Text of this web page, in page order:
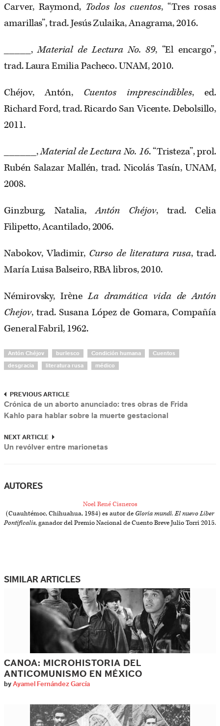
Carver, Raymond, Todos los cuentos, “Tres rosas
amarillas”, trad. Jesús Zulaika, Anagrama, 2016.
_____,Material de Lectura No. 89, “El encargo”,
trad. Laura Emilia Pacheco. UNAM, 2010.
Chéjov, Antón, Cuentos imprescindibles, ed.
Richard Ford, trad. Ricardo San Vicente. Debolsillo,
2011.
______,Material de Lectura No. 16. “Tristeza”, prol.
Rubén Salazar Mallén, trad. Nicolás Tasín, UNAM,
2008.
Ginzburg, Natalia,Antón Chéjov, trad. Celia
Filipetto, Acantilado, 2006.
Nabokov, Vladimir, Curso de literatura rusa, trad.
María Luisa Balseiro, RBA libros, 2010.
Némirovsky, IrèneLa dramática vida de Antón
Chejov, trad. Susana López de Gomara, Compañía
General Fabril, 1962.
Antón Chéjov burlesco Condición humana Cuentos
desgracia literatura rusa médico
PREVIOUS ARTICLE
Crónica de un aborto anunciado: tres obras de Frida
Kahlo para hablar sobre la muerte gestacional
NEXT ARTICLE
Un revólver entre marionetas
AUTORES
Noel René Cisneros
(Cuauhtémoc, Chihuahua, 1984) es autor de Gloria mundi. El nuevo Liber
Pontificalis, ganador del Premio Nacional de Cuento Breve Julio Torri 2015.
SIMILAR ARTICLES
CANOA: MICROHISTORIA DEL
ANTICOMUNISMO EN MÉXICO
by Ayamel Fernández García